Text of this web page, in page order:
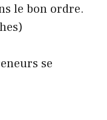
le bon ordre.
se